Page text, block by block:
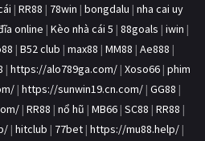
| RR88 | 78win | bongdalu | nha cai uy
online | Kèo nhà cái 5 | 88goals | iwin |
| B52 club | max88 | MM88 | Ae888 |
| https://alo789ga.com/ | Xoso66 | phim
| https://sunwin19.cn.com/ | GG88 |
| RR88 | nổ hũ | MB66 | SC88 | RR88 |
| hitclub | 77bet | https://mu88.help/ |